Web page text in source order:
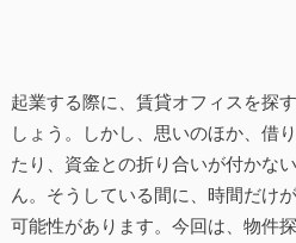
起業する際に、賃貸オフィスを探
しょう。しかし、思いのほか、借
たり、資金との折り合いが付かな
ん。そうしている間に、時間だけ
可能性があります。今回は、物件